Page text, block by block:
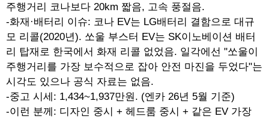
주행거리 코나보다 20km 짧음, 고속 풍절음.
-화재·배터리 이슈: 코나 EV는 LG배터리 결함으로 대규
모 리콜(2020년). 쏘울 부스터 EV는 SK이노베이션 배터
리 탑재로 한국에서 화재 리콜 없었음. 일각에선 "쏘울이
주행거리를 가장 보수적으로 잡아 안전 마진을 두었다"는
시각도 있으나 공식 자료는 없음.
-중고 시세: 1,434~1,937만원. (엔카 26년 5월 기준)
-이런 분께: 디자인 중시 + 헤드룸 중시 + 같은 EV 가장